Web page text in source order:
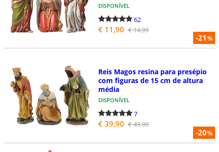
-21%
DISPONÍVEL
62
€ 11,90 € 14,99
-20%
Reis Magos resina para presépio
com figuras de 15 cm de altura
média
DISPONÍVEL
7
€ 39,90 € 49,90